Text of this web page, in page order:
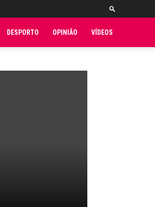
DESPORTO OPINIÃO VÍDEOS